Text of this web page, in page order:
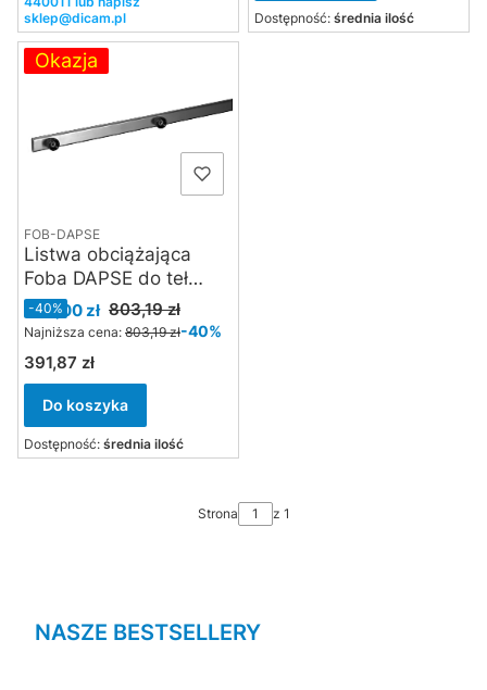
sklep@dicam.pl
Dostępność: średnia ilość
Okazja
FOB-DAPSE
Listwa obciążająca
Foba DAPSE do teł
kartonowych - długość
3,55 m
Cena promocyjna
482,00 zł 803,19 zł
-40%
Najniższa cena: 803,19 zł-40%
Cena
391,87 zł
Do koszyka
Dostępność: średnia ilość
Strona z 1
NASZE BESTSELLERY